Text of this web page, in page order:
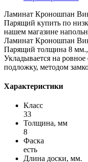
Ламинат Кроношпан
Парящий купить по
нашем магазине
Ламинат Кроношпан
Парящий толщина 8 мм.,
Укладывается на ровное
подложку, методом
Характеристики
Класс
33
Толщина, мм
8
Фаска
есть
Длина доски, мм.